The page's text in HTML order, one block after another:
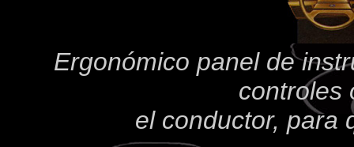
Ergonómico panel de
controles
el conductor, para